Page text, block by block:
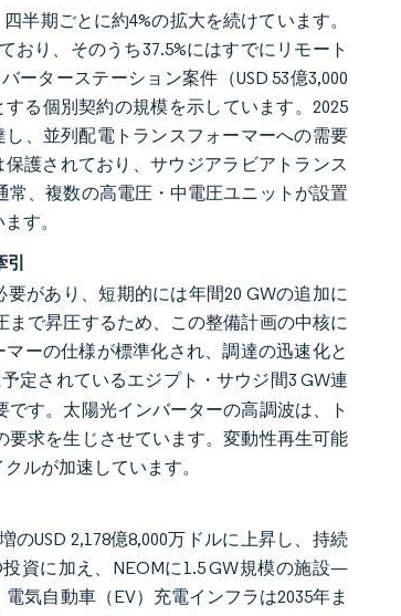
半期ごとに約4%の拡大を続けています。
り、そのうち37.5%にはすでにリモート
ーターステーション案件（USD 53億3,000
る個別契約の規模を示しています。2025
、並列配電トランスフォーマーへの需要
護されており、サウジアラビアトランス
、複数の高電圧・中電圧ユニットが設置
す。
があり、短期的には年間20 GWの追加に
で昇圧するため、この整備計画の中核に
ーの仕様が標準化され、調達の迅速化と
定されているエジプト・サウジ間3 GW連
す。太陽光インバーターの高調波は、ト
求を生じさせています。変動性再生可能
ルが加速しています。
USD 2,178億8,000万ドルに上昇し、持続
資に加え、NEOMに1.5 GW規模の施設—
気自動車（EV）充電インフラは2035年ま